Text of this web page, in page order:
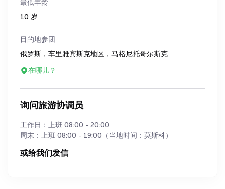
最低年龄
10 岁
目的地参团
俄罗斯，车里雅宾斯克地区，马格尼托哥尔斯克
在哪儿？
询问旅游协调员
工作日：上班 08:00 - 20:00
周末：上班 08:00 - 19:00（当地时间：莫斯科）
或给我们发信